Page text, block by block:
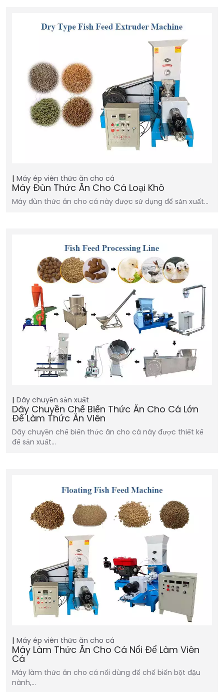
Máy ép viên thức ăn cho cá
Máy Đùn Thức Ăn Cho Cá Loại Khô
Máy đùn thức ăn cho cá này được sử dụng để sản xuất…
Dây chuyền sản xuất
Dây Chuyền Chế Biến Thức Ăn Cho Cá Lớn
Để Làm Thức Ăn Viên
Dây chuyền chế biến thức ăn cho cá này được thiết kế
để sản xuất…
Máy ép viên thức ăn cho cá
Máy Làm Thức Ăn Cho Cá Nổi Để Làm Viên
Cá
Máy làm thức ăn cho cá nổi dùng để chế biến bột đậu
nành,…